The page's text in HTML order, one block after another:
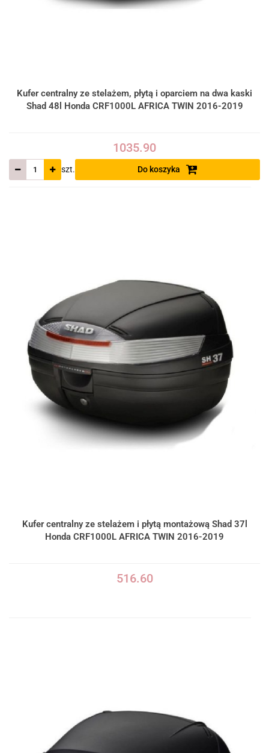
Kufer centralny ze stelażem, płytą i oparciem na dwa kaski
Shad 48l Honda CRF1000L AFRICA TWIN 2016-2019
1035.90
szt. Do koszyka
Kufer centralny ze stelażem i płytą montażową Shad 37l
Honda CRF1000L AFRICA TWIN 2016-2019
516.60